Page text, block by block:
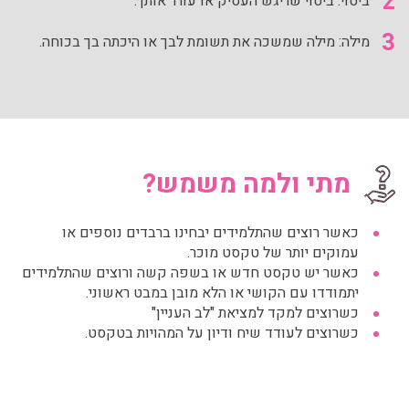
3 מילה: מילה שמשכה את תשומת לבך או היכתה בך בכוחה.
מתי ולמה משמש?
כאשר רוצים שהתלמידים יבחינו ברבדים נוספים או
עמוקים יותר של טקסט מוכר.
כאשר יש טקסט חדש או בשפה קשה ורוצים שהתלמידים
יתמודדו עם הקושי או הלא מובן במבט ראשוני.
כשרוצים למקד למציאת "לב העניין"
כשרוצים לעודד שיח ודיון על המהויות בטקסט.